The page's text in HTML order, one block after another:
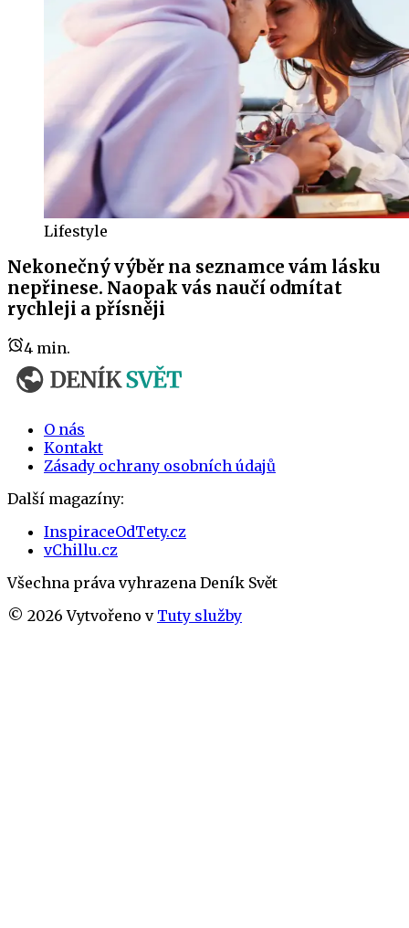
Lifestyle
Nekonečný výběr na seznamce vám lásku
nepřinese. Naopak vás naučí odmítat
rychleji a přísněji
4 min.
O nás
Kontakt
Zásady ochrany osobních údajů
Další magazíny:
InspiraceOdTety.cz
vChillu.cz
Všechna práva vyhrazena Deník Svět
© 2026 Vytvořeno v Tuty služby